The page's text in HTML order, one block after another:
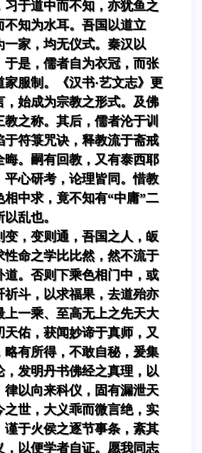
习于道中而不知，亦犹鱼之
不知为水耳。吾国以道立
一家，均无仪式。秦汉以
于是，儒者自为衣冠，而张
家服制。《汉书·艺文志》更
，始成为宗教之形式。及佛
之称。其后，儒者沦于训
于符箓咒诀，释教流于斋戒
晦。嗣有回教，又有泰西耶
平心研考，论理皆同。惜教
相中求，竟不知有“中庸”二
乱也。
变，变则通，吾国之人，皈
性命之学比比然，然不流于
道。否则下乘色相门中，或
祈斗，以求福果，去道殆亦
上一乘、至高无上之先天大
天佑，获闻妙谛于真师，又
略有所得，不敢自秘，爰集
，发明丹书佛经之真理，以
律以向来科仪，固有漏泄天
之世，大义乖而微言绝，实
谨于火侯之逐节事条，紊其
，以便学者自证。愿我同志